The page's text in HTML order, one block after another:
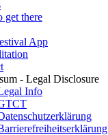
get there
App
- Legal Disclosure
Info